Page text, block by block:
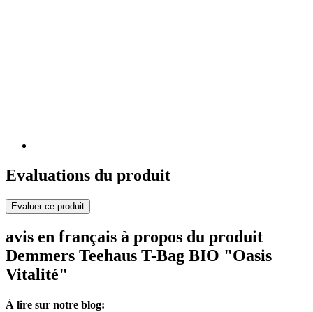
Evaluations du produit
Evaluer ce produit
avis en français à propos du produit
Demmers Teehaus T-Bag BIO "Oasis
Vitalité"
À lire sur notre blog: